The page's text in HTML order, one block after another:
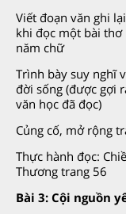
Viết đoạn văn ghi
khi đọc một bài thơ
năm chữ
Trình bày suy nghĩ
đời sống (được gợi
văn học đã đọc)
Củng cố, mở rộng
Thực hành đọc:
Thương trang 56
Bài 3: Cội nguồn